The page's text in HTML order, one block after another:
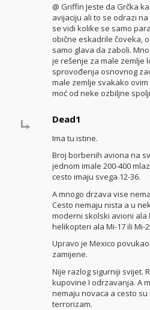
@ Griffin Jeste da Grčka
avijaciju ali to se odrazi
se vidi kolike se samo
obične eskadrile čoveka,
samo glava da zaboli.
je rešenje za male zemlje
sprovođenja osnovnog
male zemlje svakako
moć od neke ozbiljne
Dead1
Ima tu istine.
Broj borbenih aviona na
jednom imale 200-400
cesto imaju svega 12-36.
A mnogo drzava vise
Cesto nemaju nista a u
moderni skolski avioni ala
helikopteri ala Mi-17 ili Mi-
Upravo je Mexico
zamijene.
Nije razlog sigurniji svijet.
kupovine I odrzavanja. A
nemaju novaca a cesto
terrorizam.